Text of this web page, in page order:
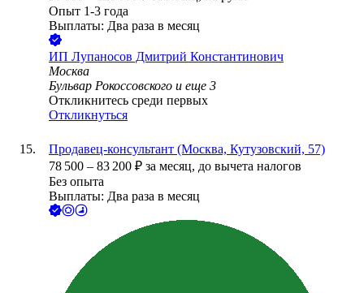
Опыт 1-3 года
Выплаты: Два раза в месяц
ИП Лупаносов Дмитрий Константинович
Москва
Бульвар Рокоссовского и еще 3
Откликнитесь среди первых
Откликнуться
Продавец-консультант (Москва, Кутузовский, 57)
78 500 – 83 200 ₽ за месяц, до вычета налогов
Без опыта
Выплаты: Два раза в месяц